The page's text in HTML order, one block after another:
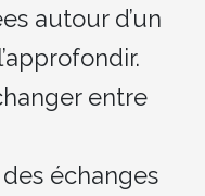
autour d’un
entre
échanges